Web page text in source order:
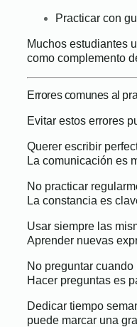
Practicar con
Muchos estudiantes
como complemento
Errores comunes al
Evitar estos errores
Querer escribir
La comunicación es
No practicar
La constancia es
Usar siempre las
Aprender nuevas
No preguntar
Hacer preguntas es
Dedicar tiempo
puede marcar una